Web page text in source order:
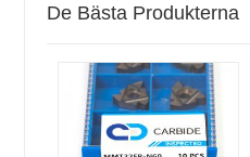
De Bästa Produkterna